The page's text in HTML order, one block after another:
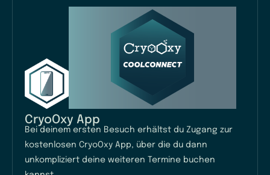
CryoOxy App
Bei deinem ersten Besuch erhältst du Zugang zur
kostenlosen CryoOxy App, über die du dann
unkompliziert deine weiteren Termine buchen